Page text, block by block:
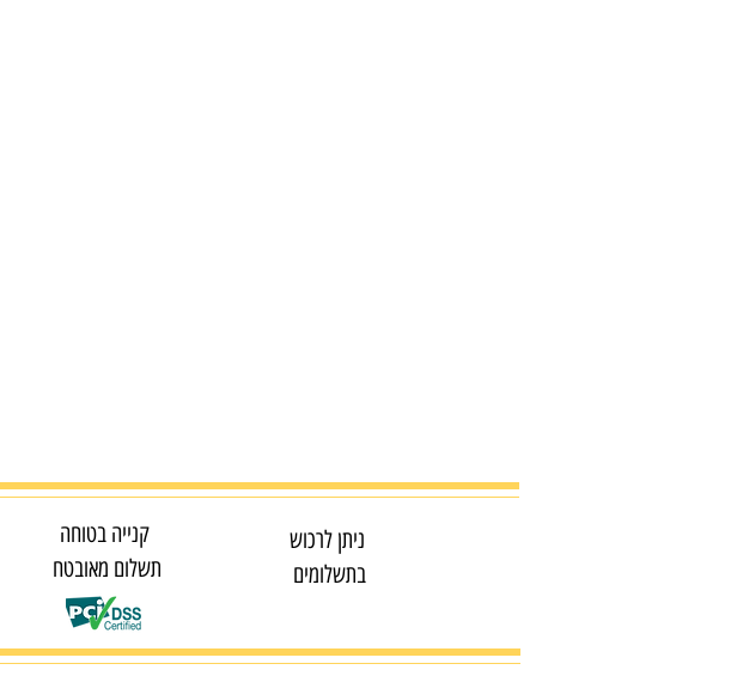
ניתן לרכוש
בתשלומים
קנייה בטוחה
תשלום מאובטח